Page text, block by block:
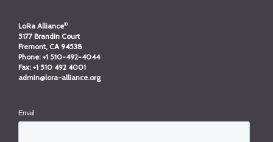
LoRa Alliance®
5177 Brandin Court
Fremont, CA 94538
Phone: +1 510-492-4044
Fax: +1 510 492 4001
admin@lora-alliance.org